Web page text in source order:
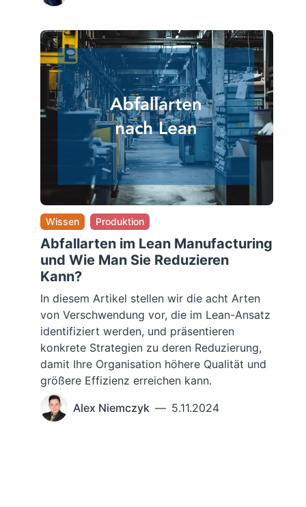
Wissen Produktion
Abfallarten im Lean Manufacturing
und Wie Man Sie Reduzieren
Kann?
In diesem Artikel stellen wir die acht Arten
von Verschwendung vor, die im Lean-Ansatz
identifiziert werden, und präsentieren
konkrete Strategien zu deren Reduzierung,
damit Ihre Organisation höhere Qualität und
größere Effizienz erreichen kann.
Alex Niemczyk — 5.11.2024